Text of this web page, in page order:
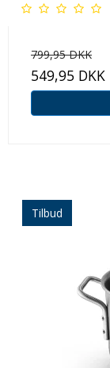
799,95 DKK
549,95 DKK
Tilbud